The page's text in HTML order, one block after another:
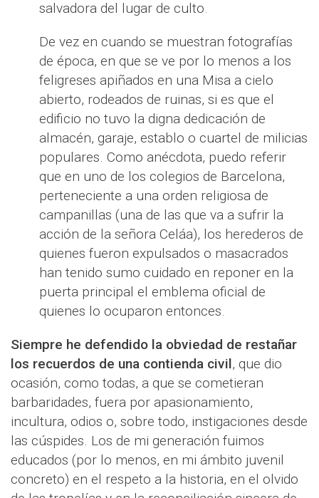
salvadora del lugar de culto.
De vez en cuando se muestran fotografías
de época, en que se ve por lo menos a los
feligreses apiñados en una Misa a cielo
abierto, rodeados de ruinas, si es que el
edificio no tuvo la digna dedicación de
almacén, garaje, establo o cuartel de milicias
populares. Como anécdota, puedo referir
que en uno de los colegios de Barcelona,
perteneciente a una orden religiosa de
campanillas (una de las que va a sufrir la
acción de la señora Celáa), los herederos de
quienes fueron expulsados o masacrados
han tenido sumo cuidado en reponer en la
puerta principal el emblema oficial de
quienes lo ocuparon entonces.
Siempre he defendido la obviedad de restañar
los recuerdos de una contienda civil, que dio
ocasión, como todas, a que se cometieran
barbaridades, fuera por apasionamiento,
incultura, odios o, sobre todo, instigaciones desde
las cúspides. Los de mi generación fuimos
educados (por lo menos, en mi ámbito juvenil
concreto) en el respeto a la historia, en el olvido